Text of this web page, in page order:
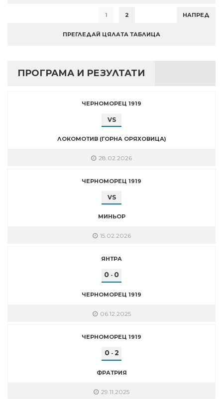
1 2 НАПРЕД
ПРЕГЛЕДАЙ ЦЯЛАТА ТАБЛИЦА
ПРОГРАМА И РЕЗУЛТАТИ
ЧЕРНОМОРЕЦ 1919
VS
ЛОКОМОТИВ (ГОРНА ОРЯХОВИЦА)
28.02.2026
ЧЕРНОМОРЕЦ 1919
VS
МИНЬОР
15.02.2026
ЯНТРА
0 - 0
ЧЕРНОМОРЕЦ 1919
06.12.2025
ЧЕРНОМОРЕЦ 1919
0- 2
ФРАТРИЯ
29.11.2025